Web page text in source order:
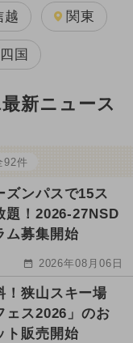
越 関東
国
新ニュース
92件
ズンパスで15ス
題！2026-27NSD
ム募集開始
2026年08月06日
！狭山スキー場
ェス2026」のお
ト販売開始